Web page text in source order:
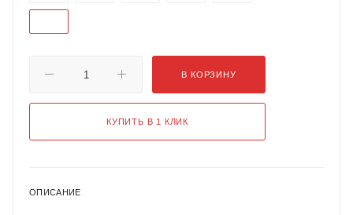
В КОРЗИНУ
КУПИТЬ В 1 КЛИК
ОПИСАНИЕ